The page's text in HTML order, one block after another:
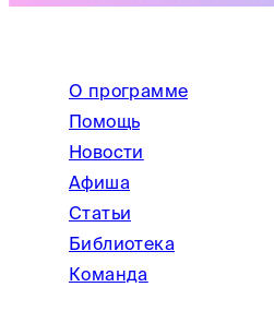
О программе
Помощь
Новости
Афиша
Статьи
Библиотека
Команда